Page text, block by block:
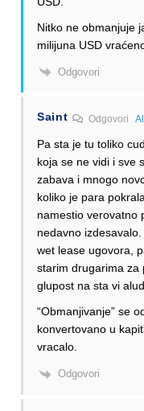
Nitko ne obmanjuje
milijuna USD
Odgovori
Saint Odgovori
Pa sta je tu toliko
koja se ne vidi i sve
zabava i mnogo
koliko je para
namestio verovatno
nedavno
wet lease ugovora,
starim drugarima za
glupost na sta vi
“Obmanjivanje” se
konvertovano u
vracalo.
Odgovori